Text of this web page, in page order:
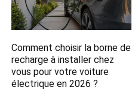
Comment choisir la borne de
recharge à installer chez
vous pour votre voiture
électrique en 2026 ?